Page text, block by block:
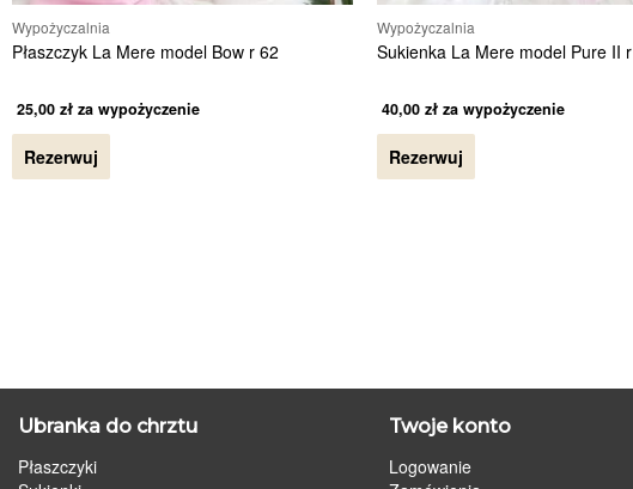
Wypożyczalnia
Płaszczyk La Mere model Bow r 62
25,00 zł za wypożyczenie
Rezerwuj
Wypożyczalnia
Sukienka La Mere model Pure II
40,00 zł za wypożyczenie
Rezerwuj
Ubranka do chrztu
Płaszczyki
Twoje konto
Logowanie